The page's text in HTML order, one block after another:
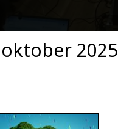
2025